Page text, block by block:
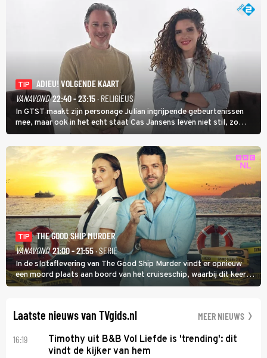
TIP
ADIEU! VOLGENDE KAART
VANAVOND 22:40 - 23:15· RELIGIEUS
In GTST maakt zijn personage Julian ingrijpende gebeurtenissen
mee, maar ook in het echt staat Cas Jansens leven niet stil, zo
vertelt hij in Adieu! Volgende Kaart.
TIP
THE GOOD SHIP MURDER
VANAVOND 21:00 - 21:55· SERIE
In de slotaflevering van The Good Ship Murder vindt er opnieuw
een moord plaats aan boord van het cruiseschip, waarbij dit keer
een bemanningslid het slachtoffer is en kapitein Marlowe de dader
Laatste nieuws van TVgids.nl MEER NIEUWS
16:19
Timothy uit B&B Vol Liefde is 'trending': dit
vindt de kijker van hem